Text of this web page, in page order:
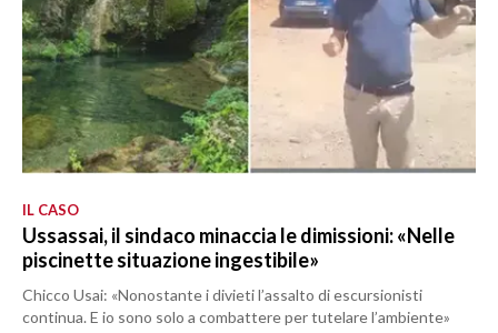
IL CASO
Ussassai, il sindaco minaccia le dimissioni: «Nelle
piscinette situazione ingestibile»
Chicco Usai: «Nonostante i divieti l’assalto di escursionisti
continua. E io sono solo a combattere per tutelare l’ambiente»